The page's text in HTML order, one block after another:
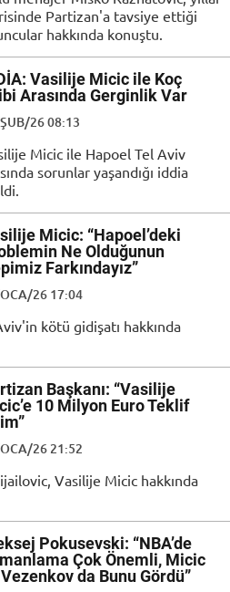
Partizan'a tavsiye ettiği
hakkında konuştu.
Vasilije Micic ile Koç
Arasında Gerginlik Var
26 08:13
Micic ile Hapoel Tel Aviv
sorunlar yaşandığı iddia
Micic: “Hapoel’deki
Ne Olduğunun
Farkındayız”
26 17:04
kötü gidişatı hakkında
Başkanı: “Vasilije
10 Milyon Euro Teklif
26 21:52
Vasilije Micic hakkında
Pokusevski: “NBA’de
Çok Önemli, Micic
da Bunu Gördü”